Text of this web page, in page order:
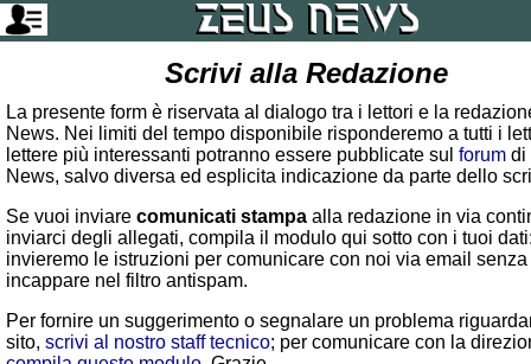
Scrivi alla Redazione
La presente form è riservata al dialogo tra i lettori e la
News. Nei limiti del tempo disponibile risponderemo a tutti i
lettere più interessanti potranno essere pubblicate sul forum di
News, salvo diversa ed esplicita indicazione da parte dello
Se vuoi inviare comunicati stampa alla redazione in via
inviarci degli allegati, compila il modulo qui sotto con i tuoi
invieremo le istruzioni per comunicare con noi via email senza
incappare nel filtro antispam.
Per fornire un suggerimento o segnalare un problema
sito, scrivi al nostro staff tecnico; per comunicare con la